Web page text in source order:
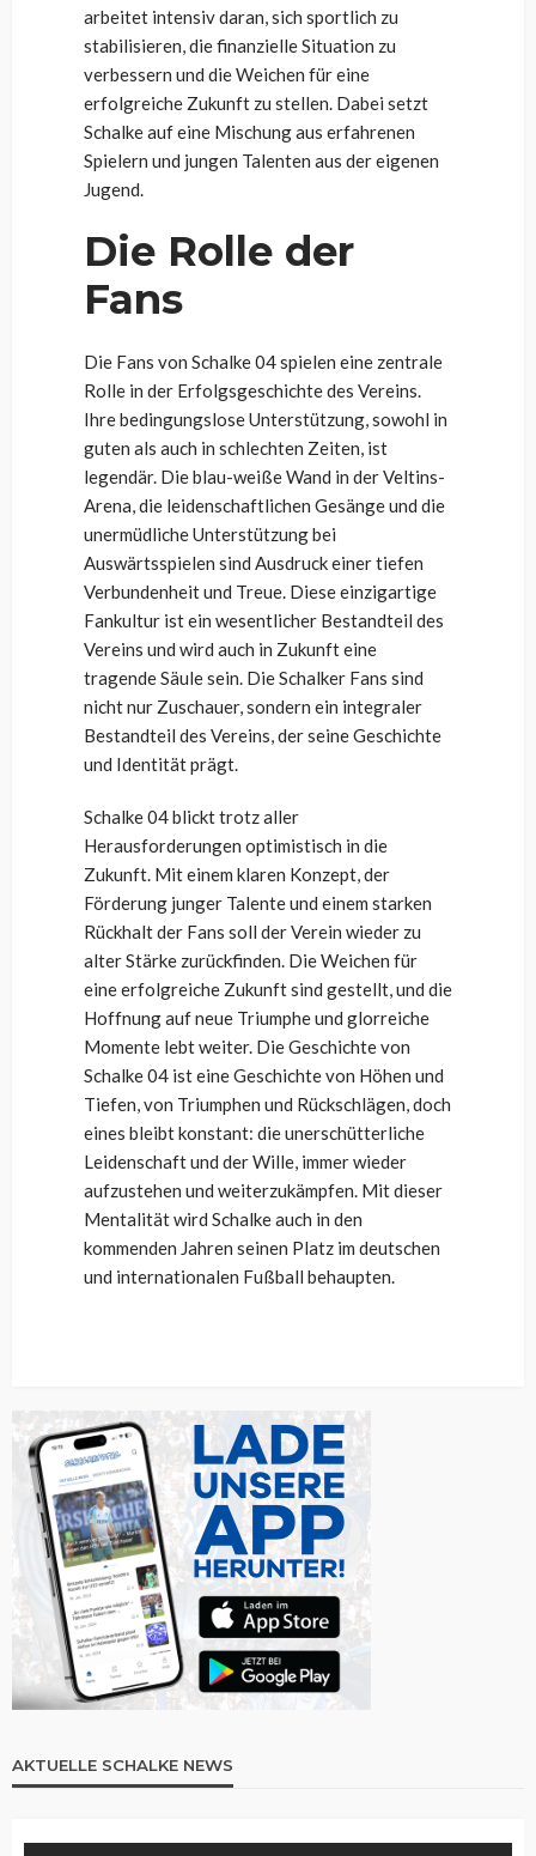
arbeitet intensiv daran, sich sportlich zu
stabilisieren, die finanzielle Situation zu
verbessern und die Weichen für eine
erfolgreiche Zukunft zu stellen. Dabei setzt
Schalke auf eine Mischung aus erfahrenen
Spielern und jungen Talenten aus der eigenen
Jugend.
Die Rolle der
Fans
Die Fans von Schalke 04 spielen eine zentrale
Rolle in der Erfolgsgeschichte des Vereins.
Ihre bedingungslose Unterstützung, sowohl in
guten als auch in schlechten Zeiten, ist
legendär. Die blau-weiße Wand in der Veltins-
Arena, die leidenschaftlichen Gesänge und die
unermüdliche Unterstützung bei
Auswärtsspielen sind Ausdruck einer tiefen
Verbundenheit und Treue. Diese einzigartige
Fankultur ist ein wesentlicher Bestandteil des
Vereins und wird auch in Zukunft eine
tragende Säule sein. Die Schalker Fans sind
nicht nur Zuschauer, sondern ein integraler
Bestandteil des Vereins, der seine Geschichte
und Identität prägt.
Schalke 04 blickt trotz aller
Herausforderungen optimistisch in die
Zukunft. Mit einem klaren Konzept, der
Förderung junger Talente und einem starken
Rückhalt der Fans soll der Verein wieder zu
alter Stärke zurückfinden. Die Weichen für
eine erfolgreiche Zukunft sind gestellt, und die
Hoffnung auf neue Triumphe und glorreiche
Momente lebt weiter. Die Geschichte von
Schalke 04 ist eine Geschichte von Höhen und
Tiefen, von Triumphen und Rückschlägen, doch
eines bleibt konstant: die unerschütterliche
Leidenschaft und der Wille, immer wieder
aufzustehen und weiterzukämpfen. Mit dieser
Mentalität wird Schalke auch in den
kommenden Jahren seinen Platz im deutschen
und internationalen Fußball behaupten.
AKTUELLE SCHALKE NEWS